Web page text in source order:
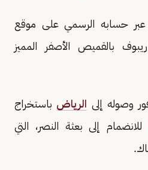
عبر حسابه الرسمي على موقع
بالقميص الأصفر المميز
وصوله إلى الرياض باستخراج
للانضمام إلى بعثة النصر، التي